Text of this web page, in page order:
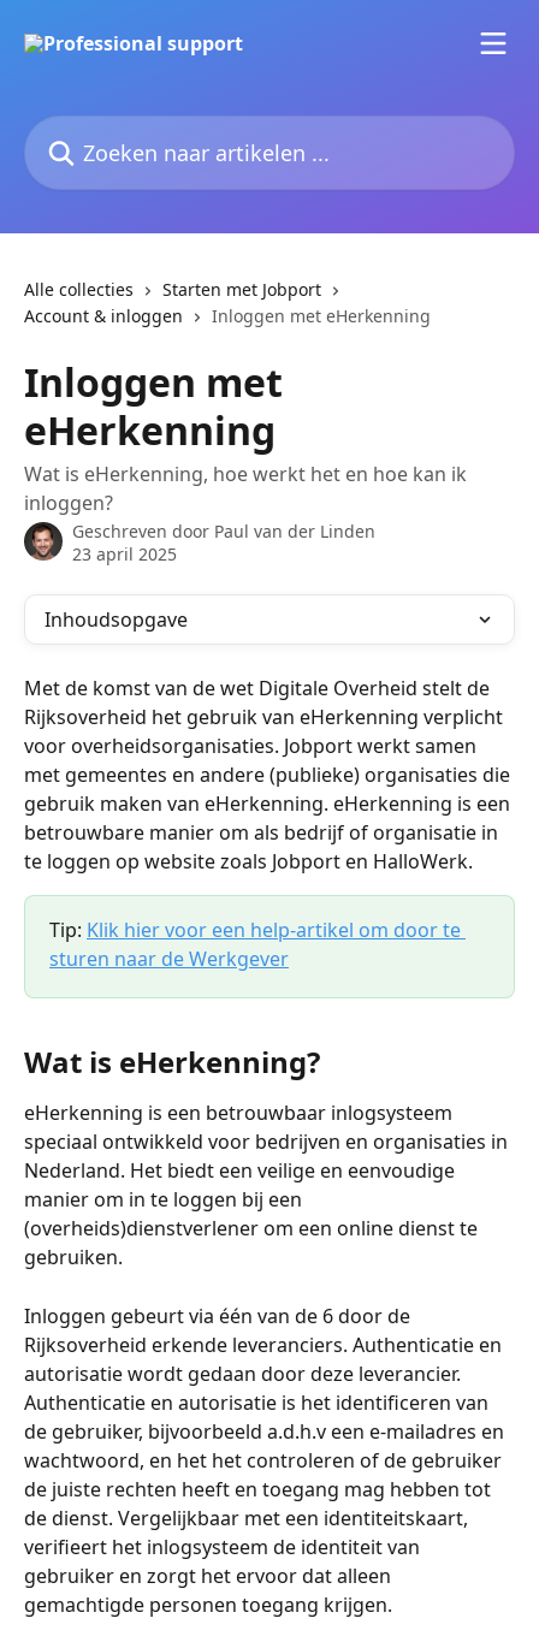
Zoeken naar artikelen ...
Alle collecties
Starten met Jobport
Account & inloggen
Inloggen met eHerkenning
Inloggen met
eHerkenning
Wat is eHerkenning, hoe werkt het en hoe kan ik
inloggen?
Geschreven door Paul van der Linden
23 april 2025
Inhoudsopgave
Met de komst van de wet Digitale Overheid stelt de
Rijksoverheid het gebruik van eHerkenning verplicht
voor overheidsorganisaties. Jobport werkt samen
met gemeentes en andere (publieke) organisaties die
gebruik maken van eHerkenning. eHerkenning is een
betrouwbare manier om als bedrijf of organisatie in
te loggen op website zoals Jobport en HalloWerk.
Tip: Klik hier voor een help-artikel om door te
sturen naar de Werkgever
Wat is eHerkenning?
eHerkenning is een betrouwbaar inlogsysteem
speciaal ontwikkeld voor bedrijven en organisaties in
Nederland. Het biedt een veilige en eenvoudige
manier om in te loggen bij een
(overheids)dienstverlener om een online dienst te
gebruiken.
Inloggen gebeurt via één van de 6 door de
Rijksoverheid erkende leveranciers. Authenticatie en
autorisatie wordt gedaan door deze leverancier.
Authenticatie en autorisatie is het identificeren van
de gebruiker, bijvoorbeeld a.d.h.v een e-mailadres en
wachtwoord, en het het controleren of de gebruiker
de juiste rechten heeft en toegang mag hebben tot
de dienst. Vergelijkbaar met een identiteitskaart,
verifieert het inlogsysteem de identiteit van
gebruiker en zorgt het ervoor dat alleen
gemachtigde personen toegang krijgen.